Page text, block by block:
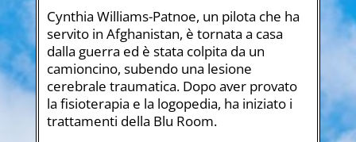
Cynthia Williams-Patnoe, un pilota che ha
servito in Afghanistan, è tornata a casa
dalla guerra ed è stata colpita da un
camioncino, subendo una lesione
cerebrale traumatica. Dopo aver provato
la fisioterapia e la logopedia, ha iniziato i
trattamenti della Blu Room.